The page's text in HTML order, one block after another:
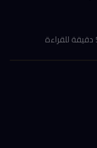
دقيقة للقراءة